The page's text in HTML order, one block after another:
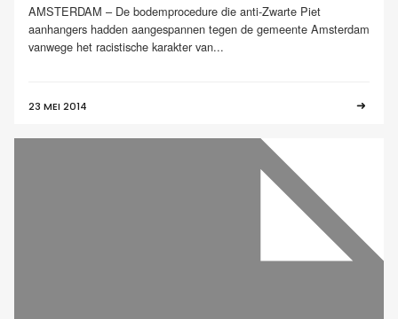
AMSTERDAM – De bodemprocedure die anti-Zwarte Piet
aanhangers hadden aangespannen tegen de gemeente Amsterdam
vanwege het racistische karakter van...
23 MEI 2014